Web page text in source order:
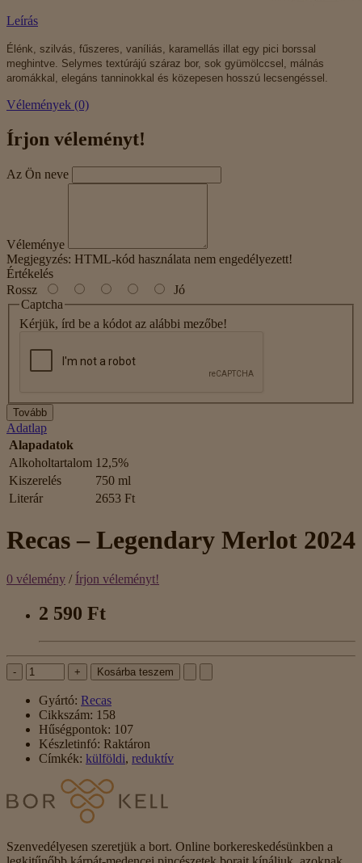
Leírás
Élénk, szilvás, fűszeres, vaníliás, karamellás illat egy pici borssal
meghintve. Selymes textúrájú száraz bor, sok gyümölccsel, málnás
aromákkal, elegáns tanninokkal és közepesen hosszú lecsengéssel.
Vélemények (0)
Írjon véleményt!
Az Ön neve
Véleménye
Megjegyzés: HTML-kód használata nem engedélyezett!
Értékelés
Rossz
Jó
Captcha
Kérjük, írd be a kódot az alábbi mezőbe!
Tovább
Adatlap
Alapadatok
Alkoholtartalom 12,5%
Kiszerelés
750 ml
Literár
2653 Ft
Recas – Legendary Merlot 2024
0 vélemény / Írjon véleményt!
2 590 Ft
- + Kosárba teszem
Gyártó: Recas
Cikkszám: 158
Hűségpontok: 107
Készletinfó: Raktáron
Címkék: külföldi, reduktív
Szenvedélyesen szeretjük a bort. Online borkereskedésünkben a